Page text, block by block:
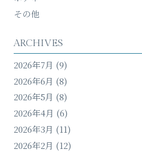
その他
ARCHIVES
2026年7月 (9)
2026年6月 (8)
2026年5月 (8)
2026年4月 (6)
2026年3月 (11)
2026年2月 (12)